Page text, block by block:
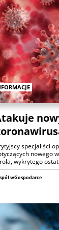
Analizy
ANALIZY
Czy rynek
problemy?
Maciej Przygórzewski
wokół
Michał
specjaliści
nowego
wykrytego
wGospodarce